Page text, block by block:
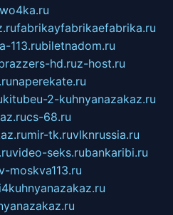
fabrikayfabrikaefabrika.ru
113.rubiletnadom.ru
hd.ruz-host.ru
naperekate.ru
kitubeu-2-kuhnyanazakaz.ru
cs-68.ru
mir-tk.ruvlknrussia.ru
video-seks.rubankaribi.ru
moskva113.ru